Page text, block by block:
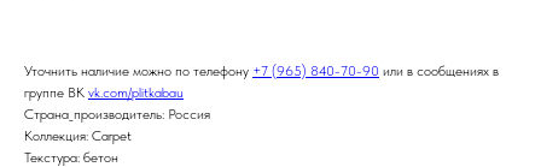
Уточнить наличие можно по телефону +7 (965) 840-70-90 или в сообщениях в
группе ВК vk.com/plitkabau
Страна_производитель: Россия
Коллекция: Carpet
Текстура: бетон